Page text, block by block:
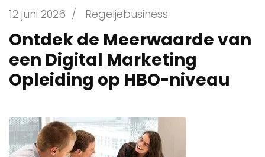
12 juni 2026 / Regeljebusiness
Ontdek de Meerwaarde van
een Digital Marketing
Opleiding op HBO-niveau